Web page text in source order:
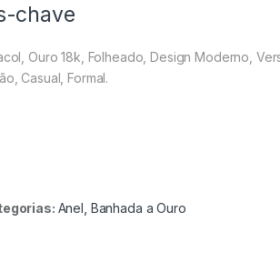
chave
Ouro 18k, Folheado, Design Moderno,
Casual, Formal.
Anel Banhada a Ouro